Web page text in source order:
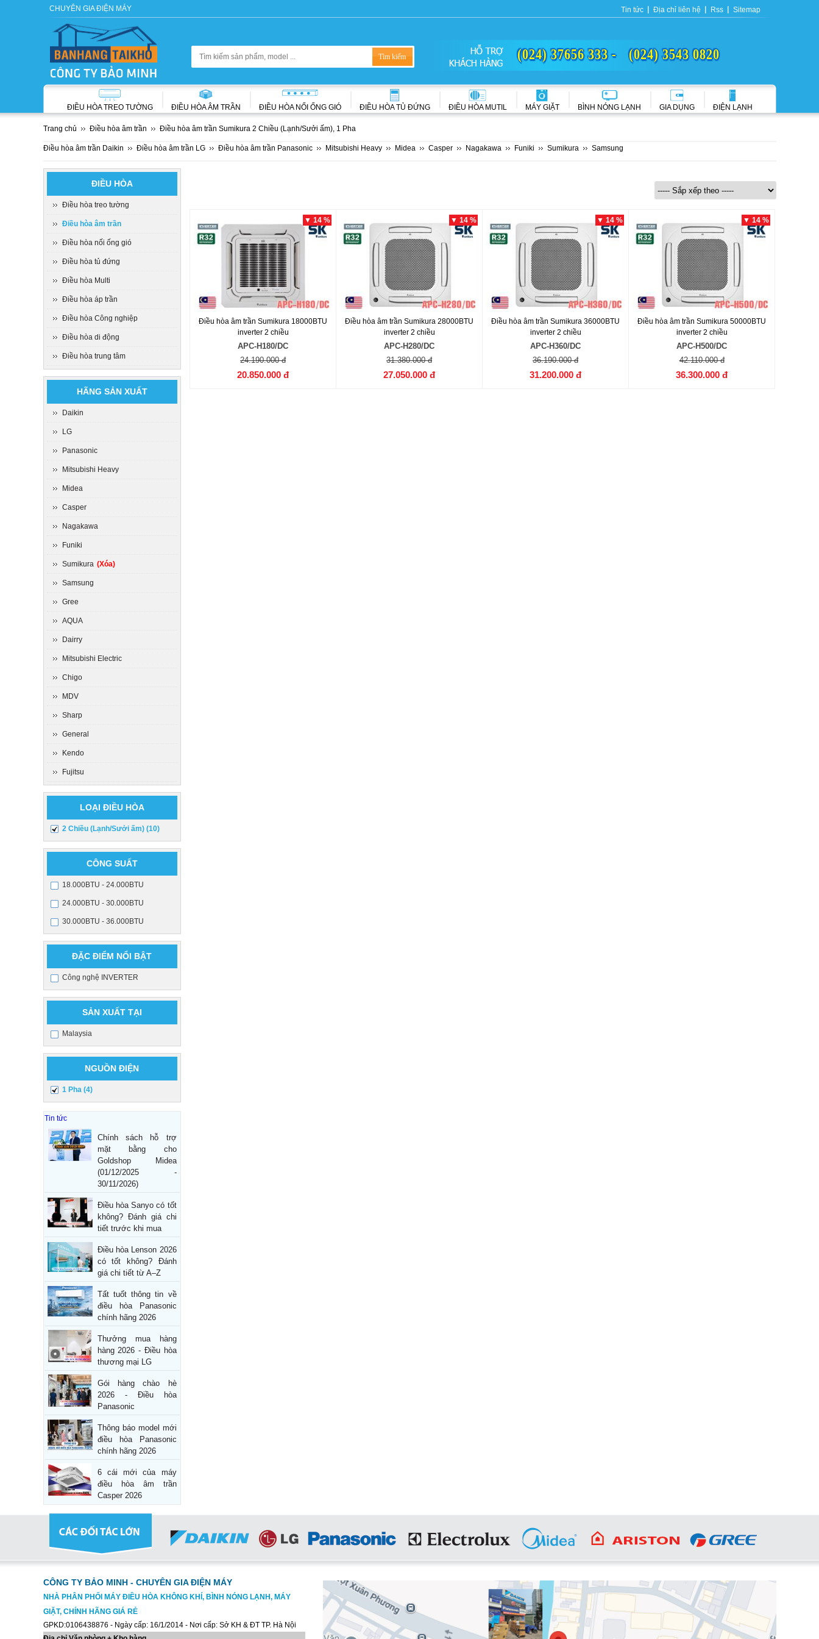
CHUYÊN GIA ĐIỆN MÁY Tin tức Địa chỉ liên hệ Rss Sitemap
(024) 37656 333 - (024) 3543 0820
ĐIỀU HÒA TREO TƯỜNG ĐIỀU HÒA ÂM TRẦN ĐIỀU HÒA NỐI ỐNG GIÓ ĐIỀU HÒA TỦ ĐỨNG ĐIỀU HÒA MUTIL MÁY GIẶT BÌNH NÓNG LẠNH GIA DỤNG ĐIỆN LẠNH
Trang chủ Điều hòa âm trần Điều hòa âm trần Sumikura 2 Chiều (Lạnh/Sưởi ấm), 1 Pha
Điều hòa âm trần Daikin Điều hòa âm trần LG Điều hòa âm trần Panasonic Mitsubishi Heavy Midea Casper Nagakawa Funiki Sumikura Samsung
ĐIỀU HÒA
Điều hòa treo tường
Điều hòa âm trần
Điều hòa nối ống gió
Điều hòa tủ đứng
Điều hòa Multi
Điều hòa áp trần
Điều hòa Công nghiệp
Điều hòa di động
Điều hòa trung tâm
HÃNG SẢN XUẤT
Daikin
LG
Panasonic
Mitsubishi Heavy
Midea
Casper
Nagakawa
Funiki
Sumikura (Xóa)
Samsung
Gree
AQUA
Dairry
Mitsubishi Electric
Chigo
MDV
Sharp
General
Kendo
Fujitsu
LOẠI ĐIỀU HÒA
2 Chiều (Lạnh/Sưởi ấm) (10)
CÔNG SUẤT
18.000BTU - 24.000BTU
24.000BTU - 30.000BTU
30.000BTU - 36.000BTU
ĐẶC ĐIỂM NỔI BẬT
Công nghệ INVERTER
SẢN XUẤT TẠI
Malaysia
NGUỒN ĐIỆN
1 Pha (4)
Tin tức
Chính sách hỗ trợ
mặt bằng cho
Goldshop Midea
(01/12/2025 -
30/11/2026)
Điều hòa Sanyo có tốt
không? Đánh giá chi
tiết trước khi mua
Điều hòa Lenson 2026
có tốt không? Đánh
giá chi tiết từ A–Z
Tất tuốt thông tin về
điều hòa Panasonic
chính hãng 2026
Thưởng mua hàng
hàng 2026 - Điều hòa
thương mại LG
Gói hàng chào hè
2026 - Điều hòa
Panasonic
Thông báo model mới
điều hòa Panasonic
chính hãng 2026
6 cái mới của máy
điều hòa âm trần
Casper 2026
▼ 14 %
Điều hòa âm trần Sumikura 18000BTU
inverter 2 chiều
APC-H180/DC
24.190.000 đ
20.850.000 đ
▼ 14 %
Điều hòa âm trần Sumikura 28000BTU
inverter 2 chiều
APC-H280/DC
31.380.000 đ
27.050.000 đ
▼ 14 %
Điều hòa âm trần Sumikura 36000BTU
inverter 2 chiều
APC-H360/DC
36.190.000 đ
31.200.000 đ
▼ 14 %
Điều hòa âm trần Sumikura 50000BTU
inverter 2 chiều
APC-H500/DC
42.110.000 đ
36.300.000 đ
CÔNG TY BẢO MINH - CHUYÊN GIA ĐIỆN MÁY
NHÀ PHÂN PHỐI MÁY ĐIỀU HÒA KHÔNG KHÍ, BÌNH NÓNG LẠNH, MÁY
GIẶT, CHÍNH HÃNG GIÁ RẺ
GPKD:0106438876 - Ngày cấp: 16/1/2014 - Nơi cấp: Sở KH & ĐT TP. Hà Nội